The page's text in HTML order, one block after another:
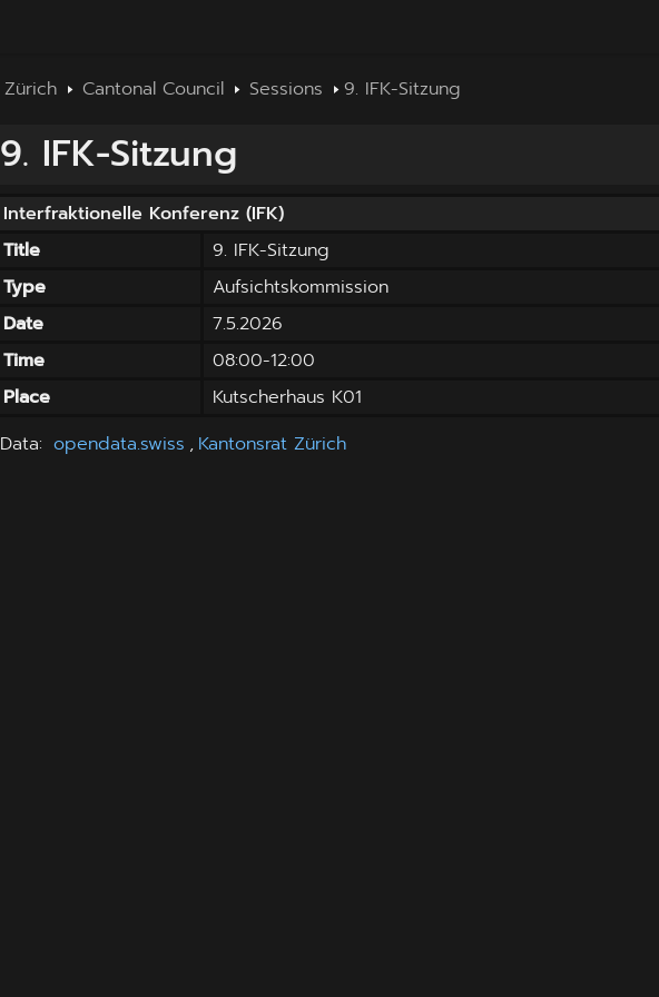
Zürich Cantonal Council Sessions 9. IFK-Sitzung
9. IFK-Sitzung
Interfraktionelle Konferenz (IFK)
Title
9. IFK-Sitzung
Type
Aufsichtskommission
Date
7.5.2026
Time
08:00-12:00
Place
Kutscherhaus K01
Data: opendata.swiss , Kantonsrat Zürich